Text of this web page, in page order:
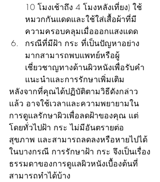
10 โมงเช้าถึง 4 โมงหลังเที่ยง) ใช้
หมวกกันแดดและใช้ใส่เสื้อผ้าที่มี
ความครอบคลุมเมื่อออกแสงแดด
กรณีที่มีฝ้า กระ ที่เป็นปัญหาอย่าง
มากสามารถพบแพทย์หรือผู้
เชี่ยวชาญทางด้านผิวหนังเพื่อรับคำ
แนะนำและการรักษาเพิ่มเติม
หลังจากที่คุณได้ปฏิบัติตามวิธีดังกล่าว
แล้ว อาจใช้เวลาและความพยายามใน
การดูแลรักษาผิวเพื่อลดฝ้าของคุณ แต่
โดยทั่วไปฝ้า กระ ไม่มีอันตรายต่อ
สุขภาพ และสามารถลดลงหรือหายไปได้
ในบางกรณี การรักษาฝ้า กระ จึงเป็นเรื่อง
ธรรมดาของการดูแลผิวหนังเบื้องต้นที่
สามารถทำได้บ้าง